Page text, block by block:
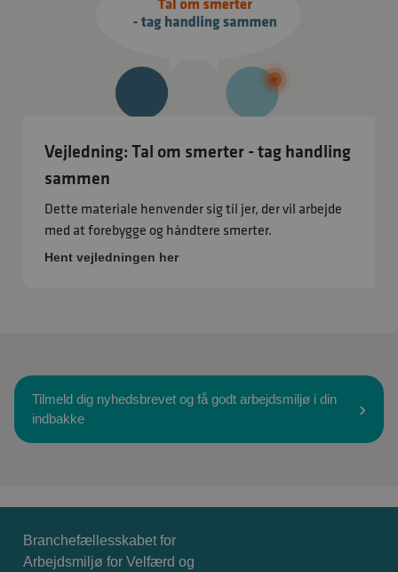
Vejledning: Tal om smerter - tag handling
sammen
Dette materiale henvender sig til jer, der vil arbejde
med at forebygge og håndtere smerter.
Hent vejledningen her
Tilmeld dig nyhedsbrevet og få godt arbejdsmiljø i din
indbakke
Branchefællesskabet for
Arbejdsmiljø for Velfærd og